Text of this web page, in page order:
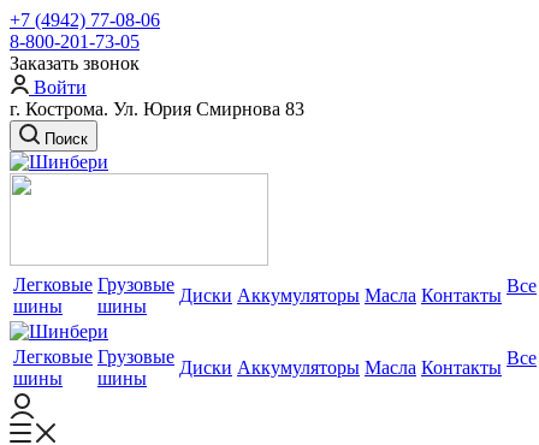
+7 (4942) 77-08-06
8-800-201-73-05
Заказать звонок
Войти
г. Кострома. Ул. Юрия Смирнова 83
Поиск
Легковые
шины
Грузовые
шины
Диски Аккумуляторы Масла Контакты Все
Легковые
шины
Грузовые
шины
Диски Аккумуляторы Масла Контакты Все